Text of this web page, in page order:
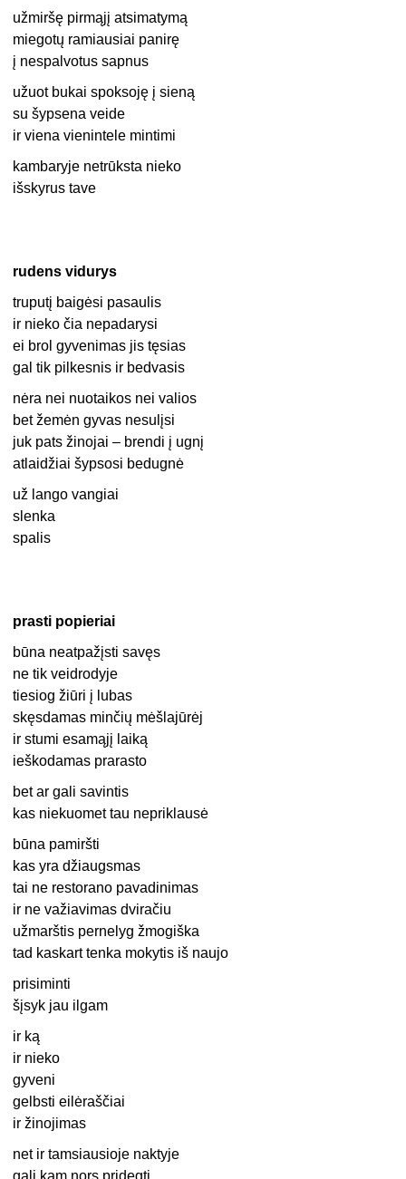
užmiršę pirmąjį atsimatymą
miegotų ramiausiai panirę
į nespalvotus sapnus
užuot bukai spoksoję į sieną
su šypsena veide
ir viena vienintele mintimi
kambaryje netrūksta nieko
išskyrus tave
rudens vidurys
truputį baigėsi pasaulis
ir nieko čia nepadarysi
ei brol gyvenimas jis tęsias
gal tik pilkesnis ir bedvasis
nėra nei nuotaikos nei valios
bet žemėn gyvas nesulįsi
juk pats žinojai – brendi į ugnį
atlaidžiai šypsosi bedugnė
už lango vangiai
slenka
spalis
prasti popieriai
būna neatpažįsti savęs
ne tik veidrodyje
tiesiog žiūri į lubas
skęsdamas minčių mėšlajūrėj
ir stumi esamąjį laiką
ieškodamas prarasto
bet ar gali savintis
kas niekuomet tau nepriklausė
būna pamiršti
kas yra džiaugsmas
tai ne restorano pavadinimas
ir ne važiavimas dviračiu
užmarštis pernelyg žmogiška
tad kaskart tenka mokytis iš naujo
prisiminti
šįsyk jau ilgam
ir ką
ir nieko
gyveni
gelbsti eilėraščiai
ir žinojimas
net ir tamsiausioje naktyje
gali kam nors pridegti